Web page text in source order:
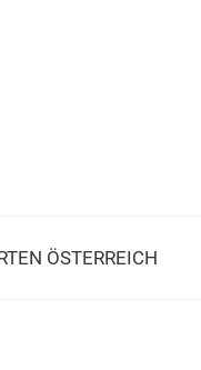
ÖSTERREICH